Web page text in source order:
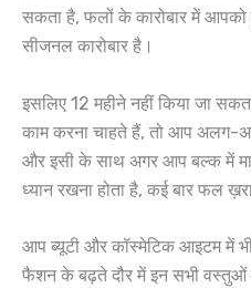
सकता है, फलों के कारोबार में आपको
सीजनल कारोबार है।
इसलिए 12 महीने नहीं किया जा
काम करना चाहते हैं, तो आप
और इसी के साथ अगर आप बल्क में
ध्यान रखना होता है, कई बार फल
आप ब्यूटी और कॉस्मेटिक आइटम में
फैशन के बढ़ते दौर में इन सभी वस्तुओं